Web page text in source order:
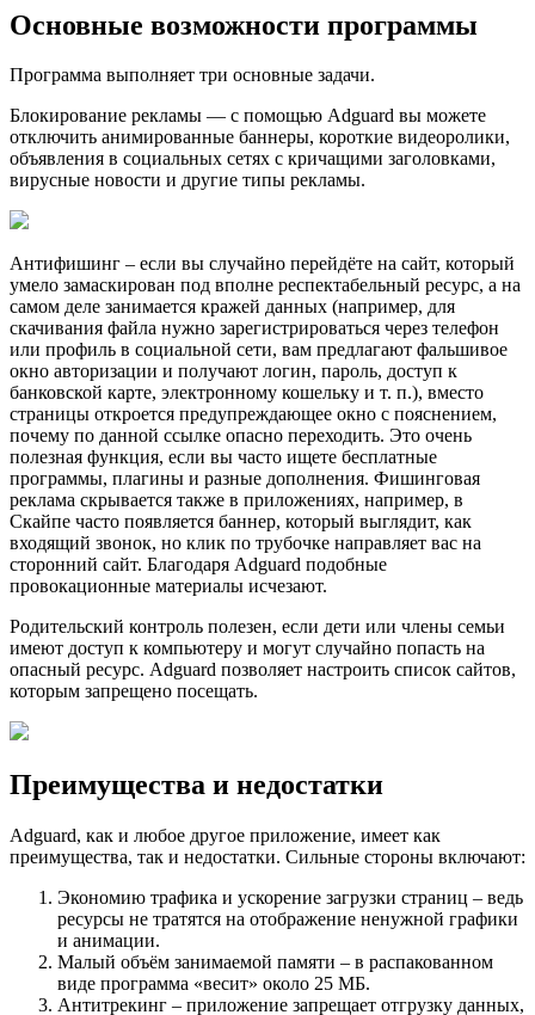
Основные возможности программы
Программа выполняет три основные задачи.
Блокирование рекламы — с помощью Adguard вы можете
отключить анимированные баннеры, короткие видеоролики,
объявления в социальных сетях с кричащими заголовками,
вирусные новости и другие типы рекламы.
Антифишинг – если вы случайно перейдёте на сайт, который
умело замаскирован под вполне респектабельный ресурс, а на
самом деле занимается кражей данных (например, для
скачивания файла нужно зарегистрироваться через телефон
или профиль в социальной сети, вам предлагают фальшивое
окно авторизации и получают логин, пароль, доступ к
банковской карте, электронному кошельку и т. п.), вместо
страницы откроется предупреждающее окно с пояснением,
почему по данной ссылке опасно переходить. Это очень
полезная функция, если вы часто ищете бесплатные
программы, плагины и разные дополнения. Фишинговая
реклама скрывается также в приложениях, например, в
Скайпе часто появляется баннер, который выглядит, как
входящий звонок, но клик по трубочке направляет вас на
сторонний сайт. Благодаря Adguard подобные
провокационные материалы исчезают.
Родительский контроль полезен, если дети или члены семьи
имеют доступ к компьютеру и могут случайно попасть на
опасный ресурс. Adguard позволяет настроить список сайтов,
которым запрещено посещать.
Преимущества и недостатки
Adguard, как и любое другое приложение, имеет как
преимущества, так и недостатки. Сильные стороны включают:
Экономию трафика и ускорение загрузки страниц – ведь
ресурсы не тратятся на отображение ненужной графики
и анимации.
Малый объём занимаемой памяти – в распакованном
виде программа «весит» около 25 МБ.
Антитрекинг – приложение запрещает отгрузку данных,